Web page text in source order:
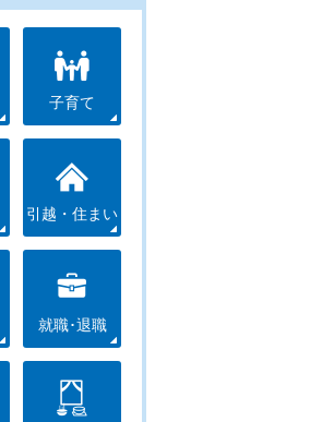
子育て
引越・住まい
就職･退職